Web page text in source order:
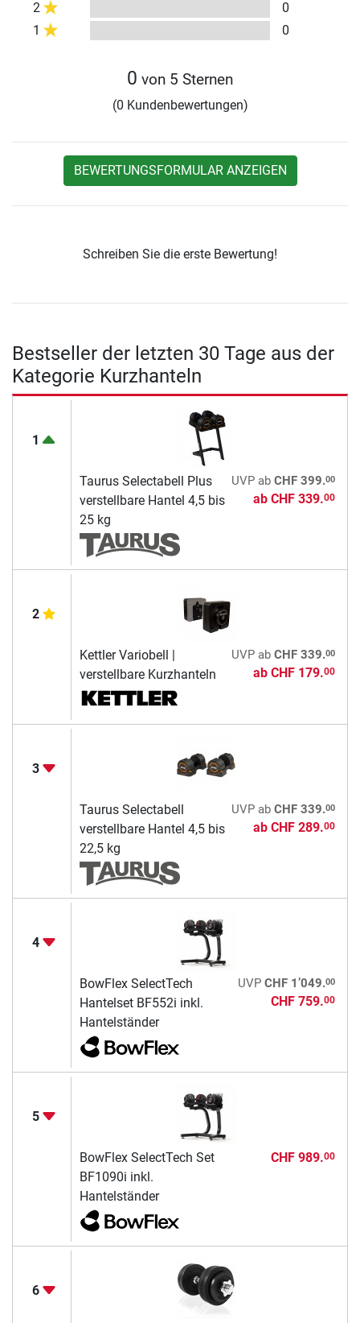
2
0
1
0
0 von 5 Sternen
(0 Kundenbewertungen)
BEWERTUNGSFORMULAR ANZEIGEN
Schreiben Sie die erste Bewertung!
Bestseller der letzten 30 Tage aus der
Kategorie Kurzhanteln
1
Taurus Selectabell Plus
verstellbare Hantel 4,5 bis
25 kg
UVPab CHF 399.00
ab CHF 339.00
2
Kettler Variobell |
verstellbare Kurzhanteln
UVPab CHF 339.00
ab CHF 179.00
3
Taurus Selectabell
verstellbare Hantel 4,5 bis
22,5 kg
UVPab CHF 339.00
ab CHF 289.00
4
BowFlex SelectTech
Hantelset BF552i inkl.
Hantelständer
UVP CHF 1’049.00
CHF 759.00
5
BowFlex SelectTech Set
BF1090i inkl.
Hantelständer
CHF 989.00
6